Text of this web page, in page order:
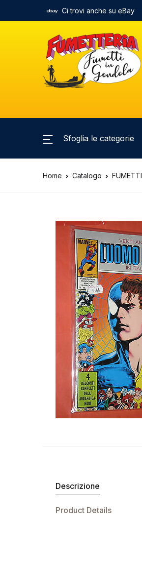
Ci trovi anche su eBay
Sfoglia le categorie
Home Catalogo FUMETTI
Descrizione
Product Details